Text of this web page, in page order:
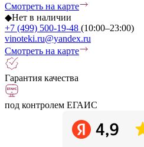
Смотреть на карте
◆Нет в наличии
+7 (499) 500-19-48 (10:00–23:00)
vinoteki.ru@yandex.ru
Смотреть на карте
Гарантия качества
под контролем ЕГАИС